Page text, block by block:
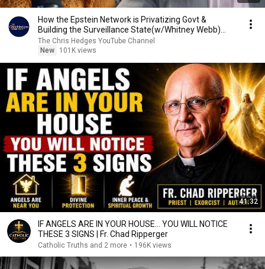
How the Epstein Network is Privatizing Govt &
Building the Surveillance State(w/Whitney Webb)
|TCHR
The Chris Hedges YouTube Channel
New
101K views
41:32
IF ANGELS ARE IN YOUR HOUSE… YOU WILL NOTICE
THESE 3 SIGNS | Fr. Chad Ripperger
Catholic Truths and 2 more • 196K views